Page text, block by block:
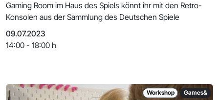
Gaming Room im Haus des Spiels könnt ihr mit den Retro-
Konsolen aus der Sammlung des Deutschen Spiele
09.07.2023
14:00 - 18:00 h
Workshop Games&